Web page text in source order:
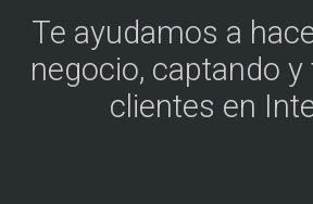
Te ayudamos a
negocio, captando
clientes en